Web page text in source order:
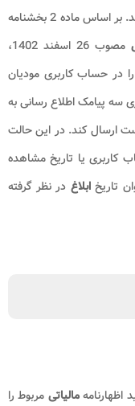
کشور دسترسی پیدا کند. بر اساس ماده 2 بخشنامه
مصوب 26 اسفند 1402،
را در حساب کاربری مودیان
سه پیامک اطلاع رسانی به
ارسال کند. در این حالت
کاربری یا تاریخ مشاهده
تاریخابلاغ در نظر گرفته
اظهارنامهمالیاتی مربوط را